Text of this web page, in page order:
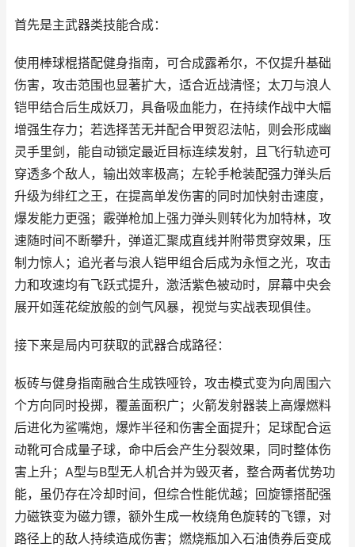
首先是主武器类技能合成：
使用棒球棍搭配健身指南，可合成露希尔，不仅提升基础
伤害，攻击范围也显著扩大，适合近战清怪；太刀与浪人
铠甲结合后生成妖刀，具备吸血能力，在持续作战中大幅
增强生存力；若选择苦无并配合甲贺忍法帖，则会形成幽
灵手里剑，能自动锁定最近目标连续发射，且飞行轨迹可
穿透多个敌人，输出效率极高；左轮手枪装配强力弹头后
升级为绯红之王，在提高单发伤害的同时加快射击速度，
爆发能力更强；霰弹枪加上强力弹头则转化为加特林，攻
速随时间不断攀升，弹道汇聚成直线并附带贯穿效果，压
制力惊人；追光者与浪人铠甲组合后成为永恒之光，攻击
力和攻速均有飞跃式提升，激活紫色被动时，屏幕中央会
展开如莲花绽放般的剑气风暴，视觉与实战表现俱佳。
接下来是局内可获取的武器合成路径：
板砖与健身指南融合生成铁哑铃，攻击模式变为向周围六
个方向同时投掷，覆盖面积广；火箭发射器装上高爆燃料
后进化为鲨嘴炮，爆炸半径和伤害全面提升；足球配合运
动靴可合成量子球，命中后会产生分裂效果，同时整体伤
害上升；A型与B型无人机合并为毁灭者，整合两者优势功
能，虽仍存在冷却时间，但综合性能优越；回旋镖搭配强
力磁铁变为磁力镖，额外生成一枚绕角色旋转的飞镖，对
路径上的敌人持续造成伤害；燃烧瓶加入石油债券后变成